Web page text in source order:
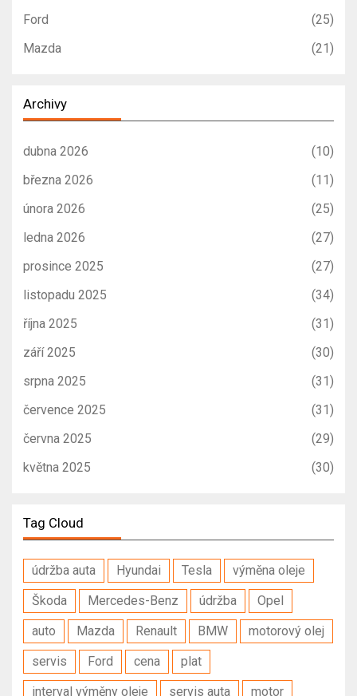
Ford
(25)
Mazda
(21)
Archivy
dubna 2026
(10)
března 2026
(11)
února 2026
(25)
ledna 2026
(27)
prosince 2025
(27)
listopadu 2025
(34)
října 2025
(31)
září 2025
(30)
srpna 2025
(31)
července 2025
(31)
června 2025
(29)
května 2025
(30)
Tag Cloud
údržba auta Hyundai Tesla
výměna oleje
Škoda
Mercedes-Benz údržba
Opel
auto
Mazda Renault BMW
motorový olej
servis
Ford cena
plat
interval výměny oleje
servis auta motor